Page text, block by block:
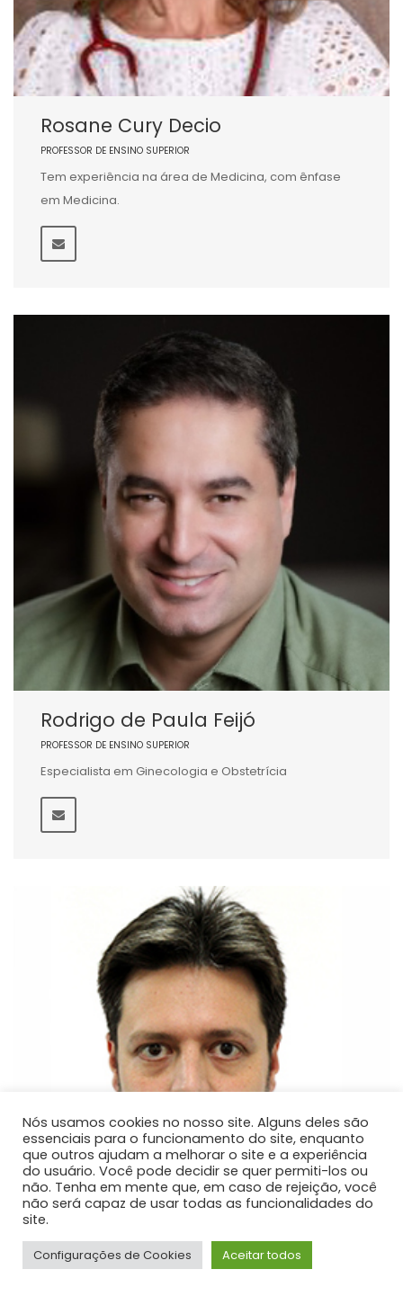
Rosane Cury Decio
PROFESSOR DE ENSINO SUPERIOR
Tem experiência na área de Medicina, com ênfase
em Medicina.
Rodrigo de Paula Feijó
PROFESSOR DE ENSINO SUPERIOR
Especialista em Ginecologia e Obstetrícia
Nós usamos cookies no nosso site. Alguns deles são
essenciais para o funcionamento do site, enquanto
que outros ajudam a melhorar o site e a experiência
do usuário. Você pode decidir se quer permiti-los ou
não. Tenha em mente que, em caso de rejeição, você
não será capaz de usar todas as funcionalidades do
site.
Configurações de Cookies Aceitar todos